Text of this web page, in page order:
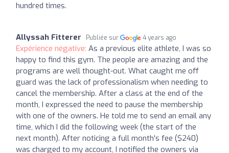
hundred times.
Allyssah Fitterer Publiée sur 4 years ago
Expérience négative: As a previous elite athlete, I was so
happy to find this gym. The people are amazing and the
programs are well thought-out. What caught me off
guard was the lack of professionalism when needing to
cancel the membership. After a class at the end of the
month, I expressed the need to pause the membership
with one of the owners. He told me to send an email any
time, which I did the following week (the start of the
next month). After noticing a full month's fee ($240)
was charged to my account, I notified the owners via